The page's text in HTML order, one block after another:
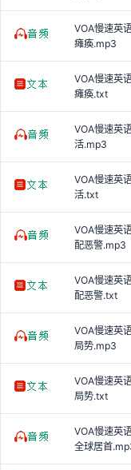
VOA慢速英
瘫痪.mp3
VOA慢速英
瘫痪.txt
VOA慢速英
活.mp3
VOA慢速英
活.txt
VOA慢速英
配恶警.mp3
VOA慢速英
配恶警.txt
VOA慢速英
局势.mp3
VOA慢速英
局势.txt
VOA慢速英
全球居首